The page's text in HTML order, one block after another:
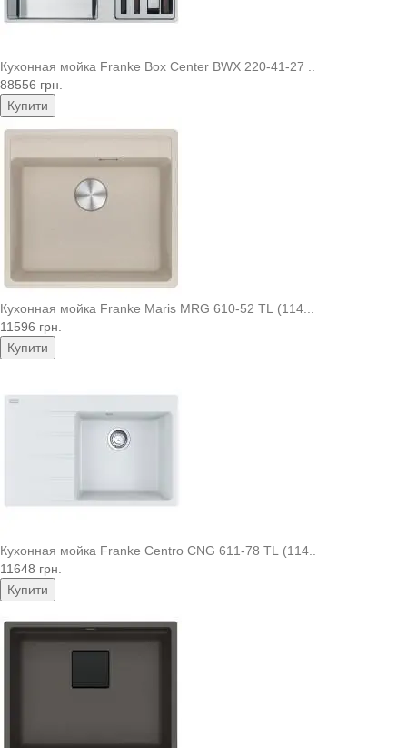
Кухонная мойка Franke Box Center BWX 220-41-27 ..
88556 грн.
Купити
Кухонная мойка Franke Maris MRG 610-52 TL (114...
11596 грн.
Купити
Кухонная мойка Franke Centro CNG 611-78 TL (114..
11648 грн.
Купити